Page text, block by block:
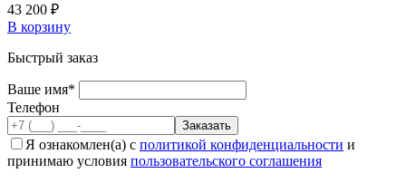
43 200 ₽
В корзину
Быстрый заказ
Ваше имя*
Телефон
Я ознакомлен(а) с политикой конфиденциальности и
принимаю условия пользовательского соглашения